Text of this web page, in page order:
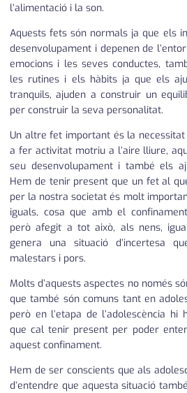
urbanisme
editorial
l’alimentació i la son.
Aquests fets són normals ja que els
desenvolupament i depenen de
emocions i les seves conductes,
les rutines i els hàbits ja que els
tranquils, ajuden a construir un
per construir la seva personalitat.
Un altre fet important és la
a fer activitat motriu a l’aire lliure,
seu desenvolupament i també els
Hem de tenir present que un fet al
per la nostra societat és molt
iguals, cosa que amb el
però afegit a tot això, als nens,
genera una situació d’incertesa
malestars i pors.
Molts d’aquests aspectes no només
que també són comuns tant en
però en l’etapa de l’adolescència
que cal tenir present per poder
aquest confinament.
Hem de ser conscients que als
d’entendre que aquesta situació